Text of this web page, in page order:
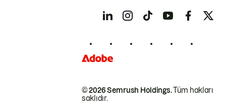
© 2026 Semrush Holdings.Tüm hakları
saklıdır.